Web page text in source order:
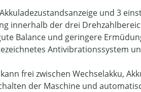
und 3
innerhalb der drei
Balance und geringere
Antivibrationssystem
frei zwischen Wechselakku,
der Maschine und